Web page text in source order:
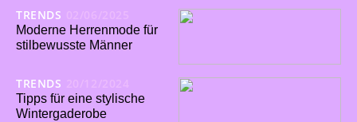
TRENDS
Moderne Herrenmode für
stilbewusste Männer
TRENDS
Tipps für eine stylische
Wintergaderobe